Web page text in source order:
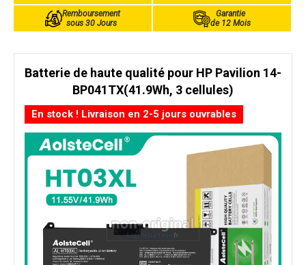
Remboursement
sous 30 Jours
Garantie
de 12 Mois
Batterie de haute qualité pour HP Pavilion 14-
BP041TX(41.9Wh, 3 cellules)
En stock ! Livraison en 2-5 jours ouvrables